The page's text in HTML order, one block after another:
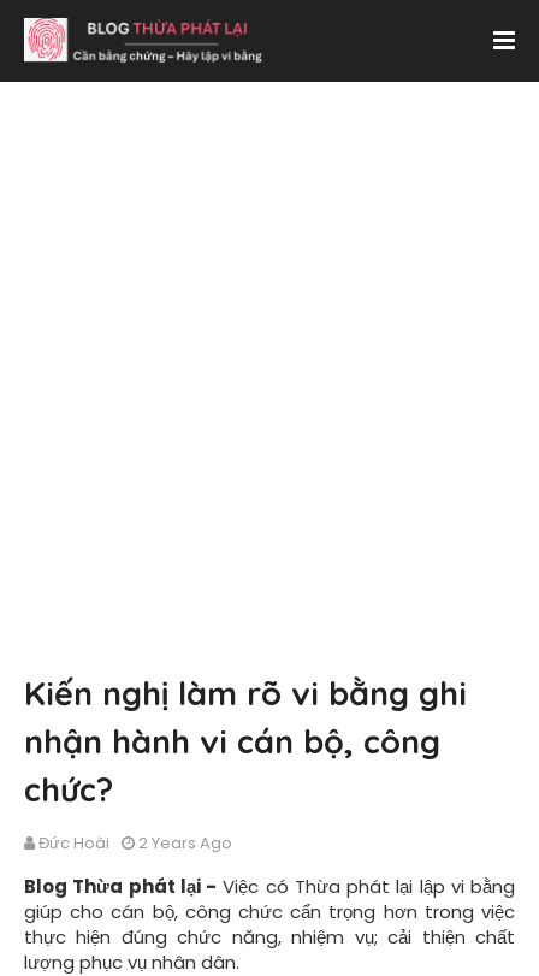
Kiến nghị làm rõ vi bằng ghi
nhận hành vi cán bộ, công
chức?
Đức Hoài 2 Years Ago
Blog Thừa phát lại - Việc có Thừa phát lại lập vi bằng
giúp cho cán bộ, công chức cẩn trọng hơn trong việc
thực hiện đúng chức năng, nhiệm vụ; cải thiện chất
lượng phục vụ nhân dân.